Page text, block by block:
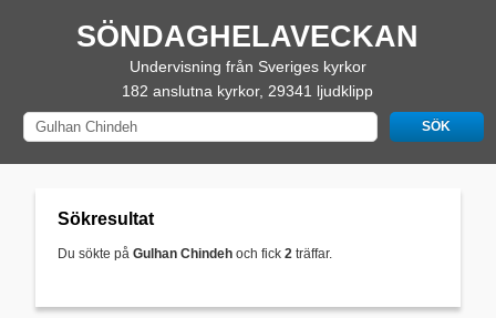
SÖNDAGHELAVECKAN
Undervisning från Sveriges kyrkor
182 anslutna kyrkor, 29341 ljudklipp
Sökresultat
Du sökte påGulhan Chindeh och fick2 träffar.